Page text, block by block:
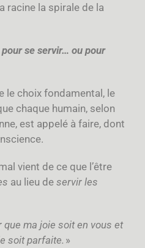
racine la spirale de la
se servir… ou pour
le choix fondamental, le
chaque humain, selon
est appelé à faire, dont
vient de ce que l’être
au lieu deservir les
ma joie soit en vous et
soit parfaite. »